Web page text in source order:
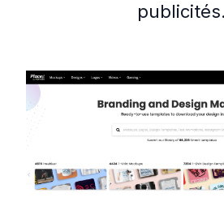
publicités.